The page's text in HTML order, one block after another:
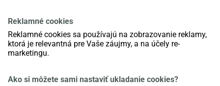
Reklamné cookies
Reklamné cookies sa používajú na zobrazovanie reklamy,
ktorá je relevantná pre Vaše záujmy, a na účely re-
marketingu.
Ako si môžete sami nastaviť ukladanie cookies?